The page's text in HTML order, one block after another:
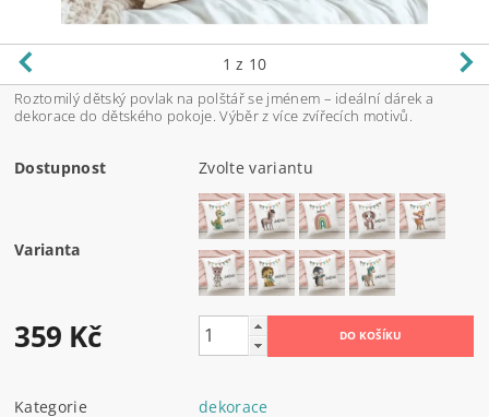
1 z 10
Roztomilý dětský povlak na polštář se jménem – ideální dárek a
dekorace do dětského pokoje. Výběr z více zvířecích motivů.
Dostupnost Zvolte variantu
Varianta
359 Kč
Kategorie
dekorace